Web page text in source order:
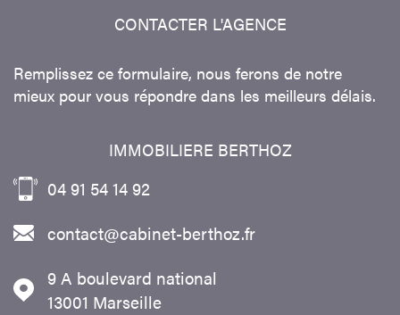
CONTACTER L'AGENCE
Remplissez ce formulaire, nous ferons de notre
mieux pour vous répondre dans les meilleurs délais.
IMMOBILIERE BERTHOZ
04 91 54 14 92
contact@cabinet-berthoz.fr
9 A boulevard national
13001
Marseille